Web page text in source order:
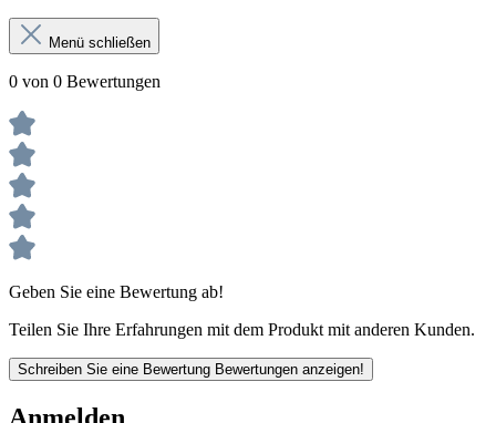
Menü schließen
0 von 0 Bewertungen
Geben Sie eine Bewertung ab!
Teilen Sie Ihre Erfahrungen mit dem Produkt mit anderen Kunden.
Schreiben Sie eine Bewertung Bewertungen anzeigen!
Anmelden